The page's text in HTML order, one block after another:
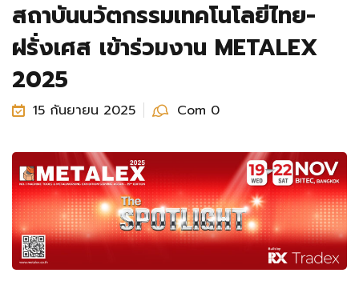
สถาบันนวัตกรรมเทคโนโลยีไทย-
ฝรั่งเศส เข้าร่วมงาน METALEX
2025
15 กันยายน 2025 Com 0